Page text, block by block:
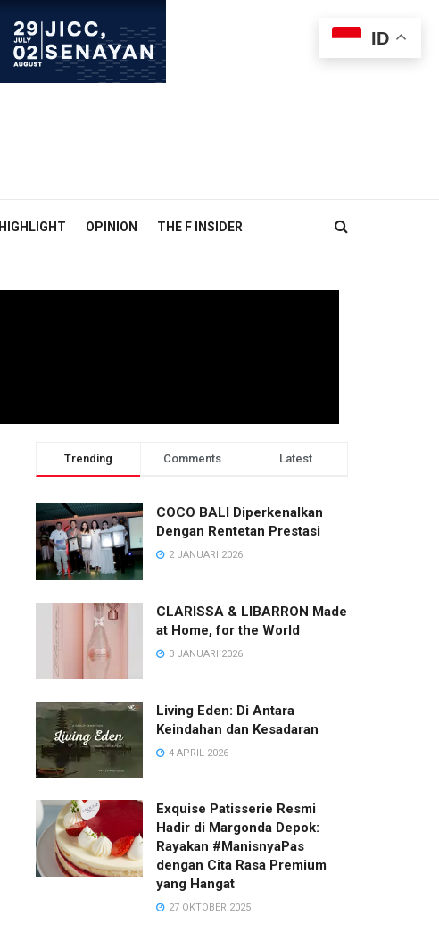
HIGHLIGHT OPINION THE F INSIDER
2 minggu ago
NEWS
KEMBALI KE DA MARIA
RACHEL OCTAVIA 3 AGUSTUS 2026
Trending Comments Latest
COCO BALI Diperkenalkan
Dengan Rentetan Prestasi
2 JANUARI 2026
CLARISSA & LIBARRON Made
at Home, for the World
3 JANUARI 2026
Living Eden: Di Antara
Keindahan dan Kesadaran
4 APRIL 2026
Exquise Patisserie Resmi
Hadir di Margonda Depok:
Rayakan #ManisnyaPas
dengan Cita Rasa Premium
yang Hangat
27 OKTOBER 2025
ID